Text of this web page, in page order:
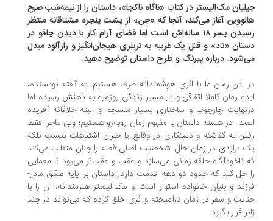
مک‌الیستر در کتاب «ناگاه ناکجا»، داستان را از نیمه‌شب صبح
آغاز می‌کند، آنجا که «جِن» از پشت پنجره مشتاقانه منتظر
رسیدن پسر ۱۸ ساله‌اش است اما فضای آرام کار با دیدن چاقو در
«تاد» و قتل یک غریبه به تریلری هیجان‌انگیز و رازآلود مبدل
درباره پیرنگ و طرح داستان توضیح دهید.
این رمان ما با اثری هوشمندانه طرف هستیم. به گفته نویسنده،
رمان کاملا اتفاقی و در مسیر زندگی روزمره به ذهنش رسیده اما
چارچوب و ساختاری بسیار منسجم و البته خلاقانه آفریده
در هسته داستان با مفهوم زمان روبه‌رو هستیم؛ ولی ماجرا فقط
به گذشته و دستکاری در وقایع یا جبران اشتباهات نیست بلکه
تراژدی در زمان حال، شخصیت اصلی قصه را چنان منقلب می‌کند
ناخودآگاه حلقه زمانی می‌سازد و عقب و عقب‌تر می‌رود تا معمایی
حل کند که حدود دو دهه قدمت دارد. داستان بر پایه عشق مادر-
و بنیان خانواده استوار است و مک‌الیستر هنرمندانه، آن را با
و سفر در زمان درآمیخته و اثری خلق کرده که می‌تواند در چند
قرار بگیرد.